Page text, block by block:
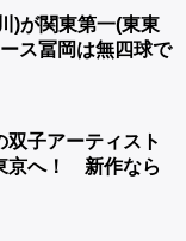
)が関東第一(東東
ス冨岡は無四球で
双子アーティスト
京へ！ 新作なら